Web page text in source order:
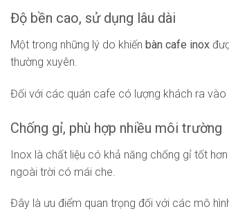
Độ bền cao, sử dụng lâu dài
Một trong những lý do khiến bàn cafe inox
thường xuyên.
Đối với các quán cafe có lượng khách ra
Chống gỉ, phù hợp nhiều môi trường
Inox là chất liệu có khả năng chống gỉ tốt
ngoài trời có mái che.
Đây là ưu điểm quan trọng đối với các mô